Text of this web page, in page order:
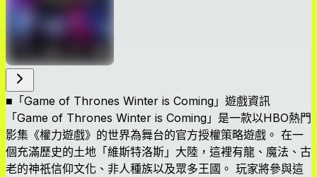
■「Game of Thrones Winter is Coming」遊戲資訊
「Game of Thrones Winter is Coming」是一款以HBO熱門
影集《權力遊戲》的世界為舞台的官方授權策略遊戲。 在一
個充滿歷史的土地「維斯特洛斯」大陸，這裡有龍、魔法、古
老的神祇信仰文化、非人種族以及眾多王國。 玩家將參與這